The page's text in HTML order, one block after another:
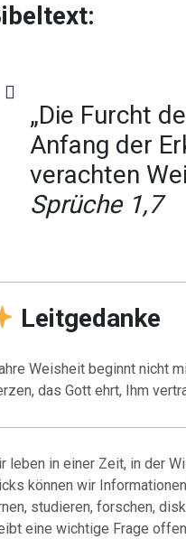
„Die Furcht
Anfang der
verachten
Sprüche 1,7
Leitgedanke
Weisheit beginnt nicht
das Gott ehrt, Ihm
leben in einer Zeit, in der
können wir
studieren, forschen,
eine wichtige Frage